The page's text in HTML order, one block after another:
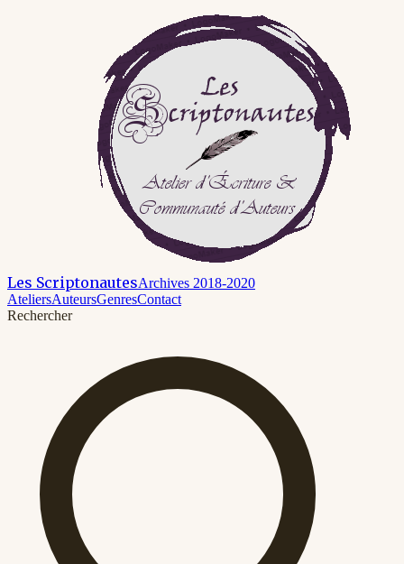
Les ScriptonautesArchives 2018-2020
AteliersAuteursGenresContact
Rechercher